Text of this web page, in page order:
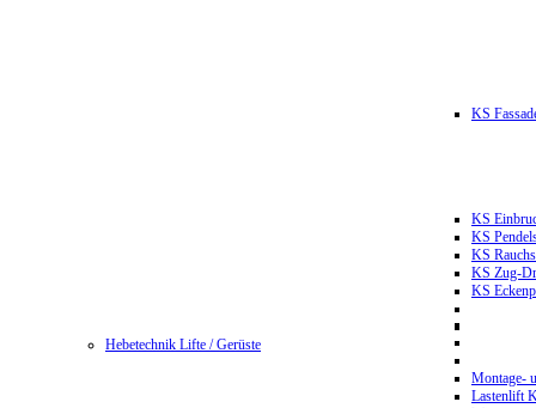
KS
KS
KS
KS
KS Zug-
KS
Hebetechnik Lifte / Gerüste
Montage-
Lastenlift